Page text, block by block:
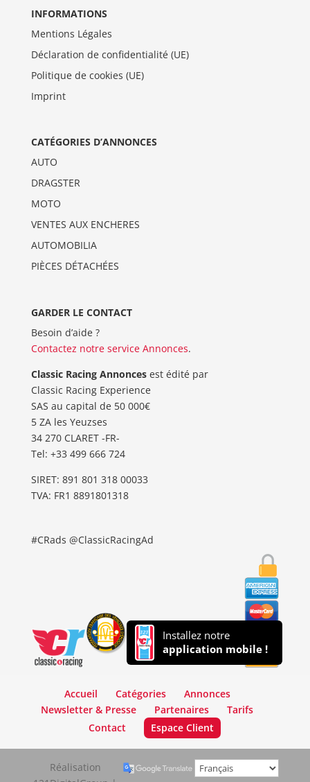
INFORMATIONS
Mentions Légales
Déclaration de confidentialité (UE)
Politique de cookies (UE)
Imprint
CATÉGORIES D’ANNONCES
AUTO
DRAGSTER
MOTO
VENTES AUX ENCHERES
AUTOMOBILIA
PIÈCES DÉTACHÉES
GARDER LE CONTACT
Besoin d’aide ?
Contactez notre service Annonces.
Classic Racing Annoncesest édité par
Classic Racing Experience
SAS au capital de 50 000€
5 ZA les Yeuzses
34 270 CLARET -FR-
Tel: ‭+33 499 666 724‬
SIRET: 891 801 318 00033
TVA: FR1 8891801318
#CRads @ClassicRacingAd
Installez notre
application mobile !
Accueil Catégories
Annonces
Newsletter & Presse
Partenaires
Tarifs
Contact
Espace Client
Réalisation